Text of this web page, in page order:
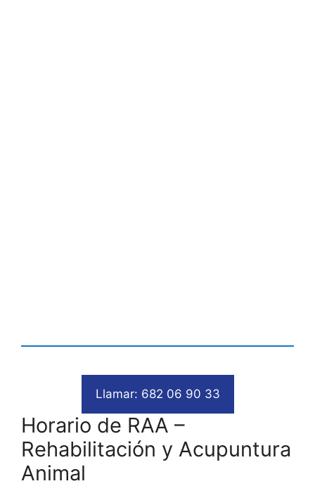
Llamar: 682 06 90 33
Horario de RAA –
Rehabilitación y Acupuntura
Animal